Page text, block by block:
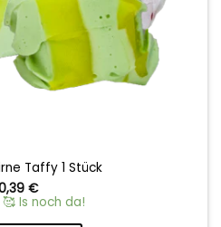
Taffy 1 Stück
€
Is noch da!